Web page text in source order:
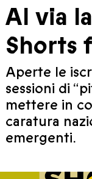
Al via
Shorts
Aperte le
sessioni di
mettere in
caratura
emergenti.